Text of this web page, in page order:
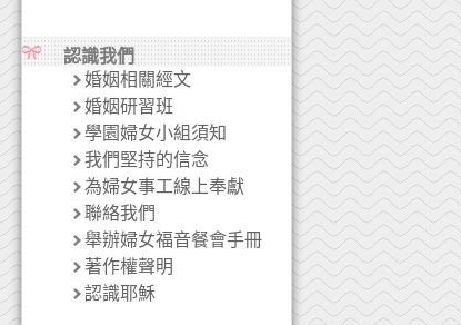
認識我們
婚姻相關經文
婚姻研習班
學園婦女小組須知
我們堅持的信念
為婦女事工線上奉獻
聯絡我們
舉辦婦女福音餐會手冊
著作權聲明
認識耶穌